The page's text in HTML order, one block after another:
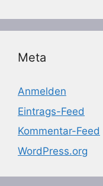
Meta
Anmelden
Eintrags-Feed
Kommentar-Feed
WordPress.org